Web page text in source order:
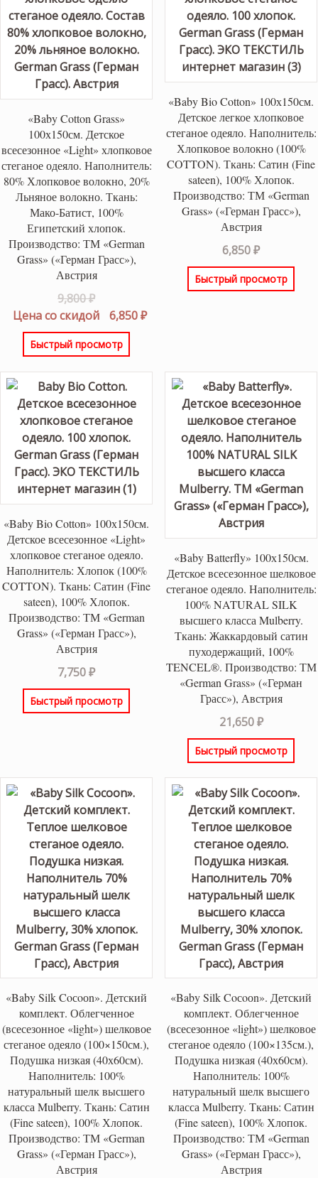
«Baby Cotton Grass»
100х150см. Детское
всесезонное «Light» хлопковое
стеганое одеяло. Наполнитель:
80% Хлопковое волокно, 20%
Льняное волокно. Ткань:
Мако-Батист, 100%
Египетский хлопок.
Производство: ТМ «German
Grass» («Герман Грасс»),
Австрия
9,800₽Первоначальная
цена
составляла
9,800 ₽.
Цена со скидой 6,850₽Текущая
Быстрый просмотр
«Baby Bio Cotton» 100х150см.
Детское легкое хлопковое
стеганое одеяло. Наполнитель:
Хлопковое волокно (100%
COTTON). Ткань: Сатин (Fine
sateen), 100% Хлопок.
Производство: ТМ «German
Grass» («Герман Грасс»),
Австрия
6,850₽
Быстрый просмотр
«Baby Bio Cotton» 100х150см.
Детское всесезонное «Light»
хлопковое стеганое одеяло.
Наполнитель: Хлопок (100%
COTTON). Ткань: Сатин (Fine
sateen), 100% Хлопок.
Производство: ТМ «German
Grass» («Герман Грасс»),
Австрия
7,750₽
Быстрый просмотр
«Baby Batterfly» 100х150см.
Детское всесезонное шелковое
стеганое одеяло. Наполнитель:
100% NATURAL SILK
высшего класса Mulberry.
Ткань: Жаккардовый сатин
пуходержащий, 100%
TENCEL®. Производство: ТМ
«German Grass» («Герман
Грасс»), Австрия
21,650₽
Быстрый просмотр
«Baby Silk Coсoоn». Детский
комплект. Облегченное
(всесезонное «light») шелковое
стеганое одеяло (100×150см.),
Подушка низкая (40х60см).
Наполнитель: 100%
натуральный шелк высшего
класса Mulberry. Ткань: Сатин
(Fine sateen), 100% Хлопок.
Производство: ТМ «German
Grass» («Герман Грасс»),
Австрия
«Baby Silk Coсoоn». Детский
комплект. Облегченное
(всесезонное «light») шелковое
стеганое одеяло (100×135см.),
Подушка низкая (40х60см).
Наполнитель: 100%
натуральный шелк высшего
класса Mulberry. Ткань: Сатин
(Fine sateen), 100% Хлопок.
Производство: ТМ «German
Grass» («Герман Грасс»),
Австрия